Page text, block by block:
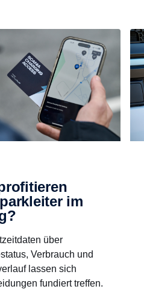
im
über
Verbrauch und
lassen sich
fundiert treffen.